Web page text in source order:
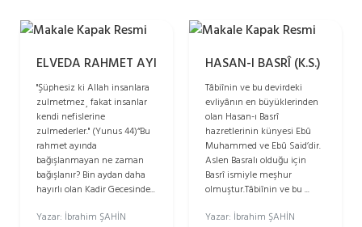
ELVEDA RAHMET AYI
"Şüphesiz ki Allah insanlara
zulmetmez¸ fakat insanlar
kendi nefislerine
zulmederler." (Yunus 44)“Bu
rahmet ayında
bağışlanmayan ne zaman
bağışlanır? Bin aydan daha
hayırlı olan Kadir Gecesinde...
Yazar: İbrahim ŞAHİN
HASAN-I BASRÎ (K.S.)
Tâbiînin ve bu devirdeki
evliyânın en büyüklerinden
olan Hasan-ı Basrî
hazretlerinin künyesi Ebû
Muhammed ve Ebû Said’dir.
Aslen Basralı olduğu için
Basrî ismiyle meşhur
olmuştur.Tâbiînin ve bu ...
Yazar: İbrahim ŞAHİN